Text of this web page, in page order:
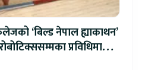
‘बिल्ड नेपाल ह्याकाथन’
प्रविधिमा